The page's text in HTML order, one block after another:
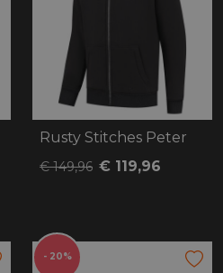
Rusty Stitches Peter
€ 149,96 € 119,96
- 20%